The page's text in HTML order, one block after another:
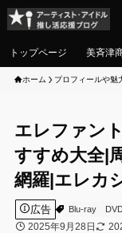
トップページ 美斉津
ホーム プロフィールや魅
エレファン
すすめ大全|
網羅|エレカ
広告 Blu-ray
2025年9月28日